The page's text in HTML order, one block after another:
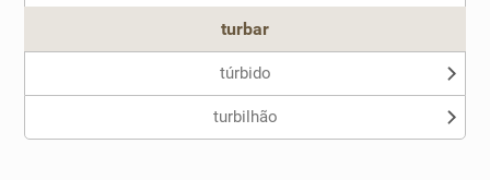
turbar
túrbido
turbilhão